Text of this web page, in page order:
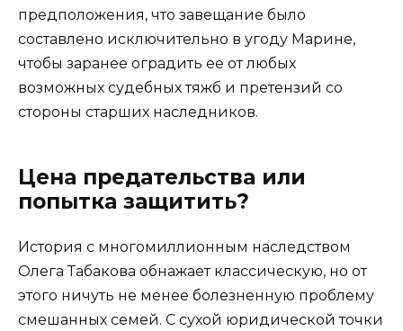
предположения, что завещание было
составлено исключительно в угоду Марине,
чтобы заранее оградить ее от любых
возможных судебных тяжб и претензий со
стороны старших наследников.
Цена предательства или
попытка защитить?
История с многомиллионным наследством
Олега Табакова обнажает классическую, но от
этого ничуть не менее болезненную проблему
смешанных семей. С сухой юридической точки